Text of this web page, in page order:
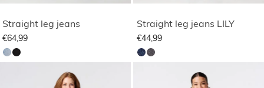
Straight leg jeans
€64,99
Straight leg jeans LILY
€44,99